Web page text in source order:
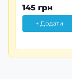
145 грн
+ Додати